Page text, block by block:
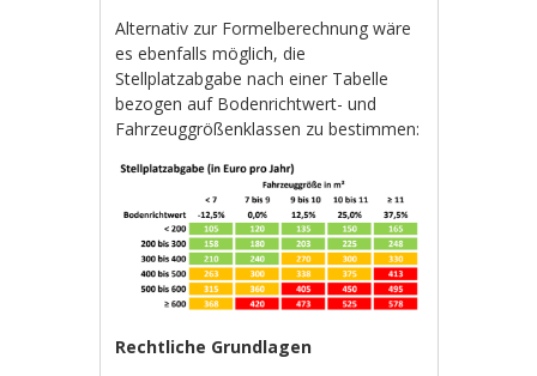
Alternativ zur Formelberechnung wäre
es ebenfalls möglich, die
Stellplatzabgabe nach einer Tabelle
bezogen auf Bodenrichtwert- und
Fahrzeuggrößenklassen zu bestimmen:
Rechtliche Grundlagen